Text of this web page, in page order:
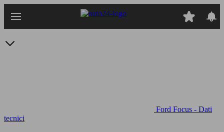
Ford Focus - Dati
tecnici